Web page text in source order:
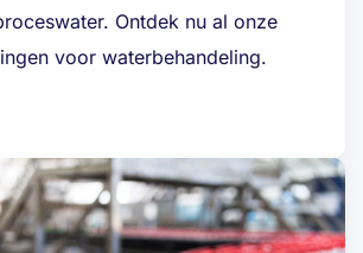
Ontdek nu al onze
voor waterbehandeling.